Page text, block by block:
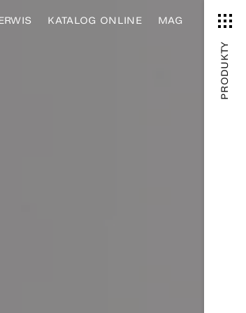
KATALOG ONLINE MAG
PRODUKTY